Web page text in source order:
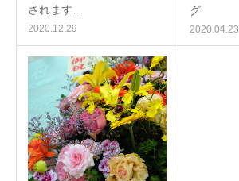
されます…
2020.12.29
グ
2020.04.23